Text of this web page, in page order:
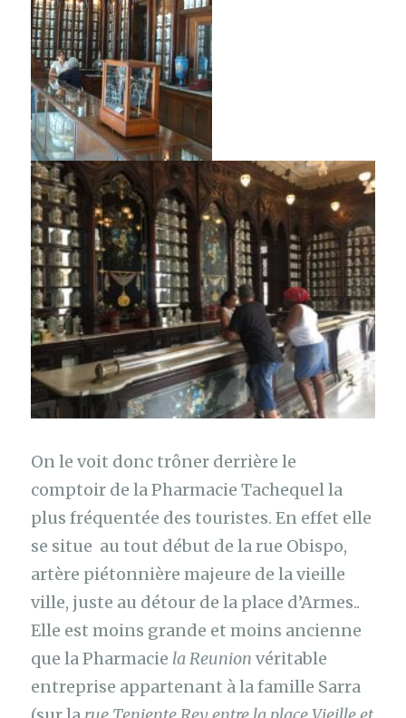
On le voit donc trôner derrière le
comptoir de la Pharmacie Tachequel la
plus fréquentée des touristes. En effet elle
se situe au tout début de la rue Obispo,
artère piétonnière majeure de la vieille
ville, juste au détour de la place d’Armes..
Elle est moins grande et moins ancienne
que la Pharmacie la Reunion véritable
entreprise appartenant à la famille Sarra